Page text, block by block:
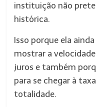
instituição não
histórica.
Isso porque ela
mostrar a
juros e também
para se chegar à
totalidade.